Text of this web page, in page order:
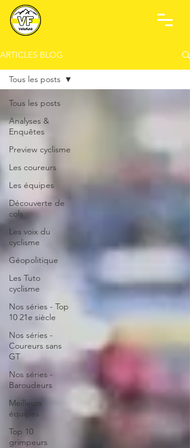
ARTICLES BLOG
Tous les posts
Analyses &
Enquêtes
Preview cyclisme
Les coureurs
Les équipes
Découverte de
cols
Les voix du
cyclisme
Géopolitique
Les Tuto
cyclisme
Nos séries - Top
10 21e siècle
Nos séries -
Coureurs sans
GT
Nos séries -
Baroudeurs
Meilleurs
équipes
Top 10
grimpeurs
Tous les posts